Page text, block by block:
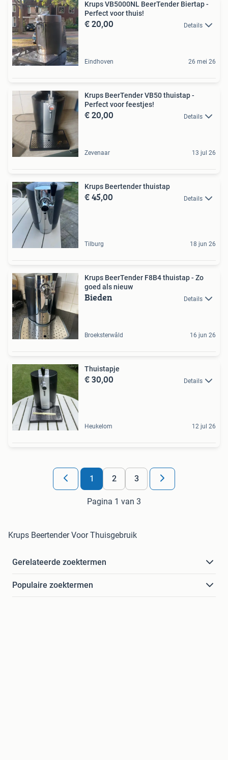
Krups VB5000NL BeerTender Biertap -
Perfect voor thuis!
€ 20,00 Details
Eindhoven 26 mei 26
Krups BeerTender VB50 thuistap -
Perfect voor feestjes!
€ 20,00 Details
Zevenaar 13 jul 26
Krups Beertender thuistap
€ 45,00 Details
Tilburg 18 jun 26
Krups BeerTender F8B4 thuistap - Zo
goed als nieuw
Bieden Details
Broeksterwâld 16 jun 26
Thuistapje
€ 30,00 Details
Heukelom 12 jul 26
1 2 3
Pagina 1 van 3
Krups Beertender Voor Thuisgebruik
Gerelateerde zoektermen
Populaire zoektermen